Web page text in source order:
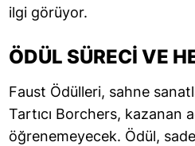
ilgi görüyor.
ÖDÜL SÜRECI VE
Faust Ödülleri, sahne
Tartıcı Borchers, kazanan
öğrenemeyecek. Ödül,